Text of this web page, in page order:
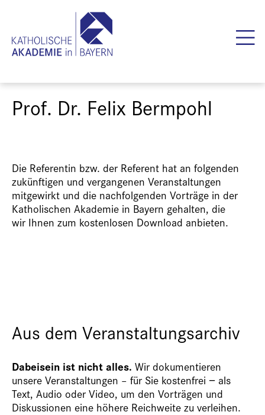
Prof. Dr. Felix Bermpohl
Die Referentin bzw. der Referent hat an folgenden
zukünftigen und vergangenen Veranstaltungen
mitgewirkt und die nachfolgenden Vorträge in der
Katholischen Akademie in Bayern gehalten, die
wir Ihnen zum kostenlosen Download anbieten.
Aus dem Veranstaltungsarchiv
Dabeisein ist nicht alles. Wir dokumentieren
unsere Veranstaltungen – für Sie kostenfrei − als
Text, Audio oder Video, um den Vorträgen und
Diskussionen eine höhere Reichweite zu verleihen.